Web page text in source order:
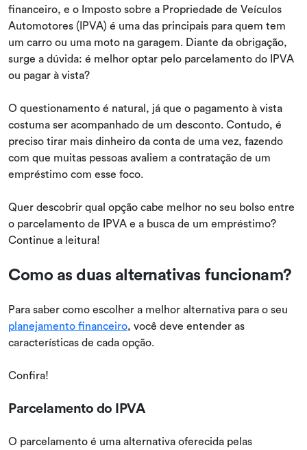
financeiro, e o Imposto sobre a Propriedade de Veículos
Automotores (IPVA) é uma das principais para quem tem
um carro ou uma moto na garagem. Diante da obrigação,
surge a dúvida: é melhor optar pelo parcelamento do IPVA
ou pagar à vista?
O questionamento é natural, já que o pagamento à vista
costuma ser acompanhado de um desconto. Contudo, é
preciso tirar mais dinheiro da conta de uma vez, fazendo
com que muitas pessoas avaliem a contratação de um
empréstimo com esse foco.
Quer descobrir qual opção cabe melhor no seu bolso entre
o parcelamento de IPVA e a busca de um empréstimo?
Continue a leitura!
Como as duas alternativas funcionam?
Para saber como escolher a melhor alternativa para o seu
planejamento financeiro, você deve entender as
características de cada opção.
Confira!
Parcelamento do IPVA
O parcelamento é uma alternativa oferecida pelas